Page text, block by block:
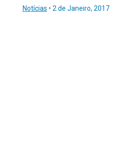
Notícias • 2 de Janeiro, 2017